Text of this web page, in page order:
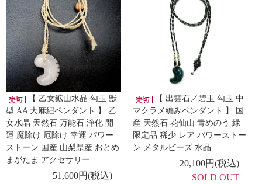
【 乙女鉱山水晶 勾玉 獣
型 AA 大麻紐ペンダント 】 乙
女水晶 天然石 万能石 浄化 開
運 魔除け 厄除け 幸運 パワー
ストーン 国産 山梨県産 おとめ
まがたま アクセサリー
51,600円(税込)
【 出雲石／碧玉 勾玉 中
マクラメ編みペンダント 】 国
産 天然石 花仙山 青めのう 緑
限定品 稀少 レア パワーストー
ン メタルビーズ 水晶
20,100円(税込)
SOLD OUT